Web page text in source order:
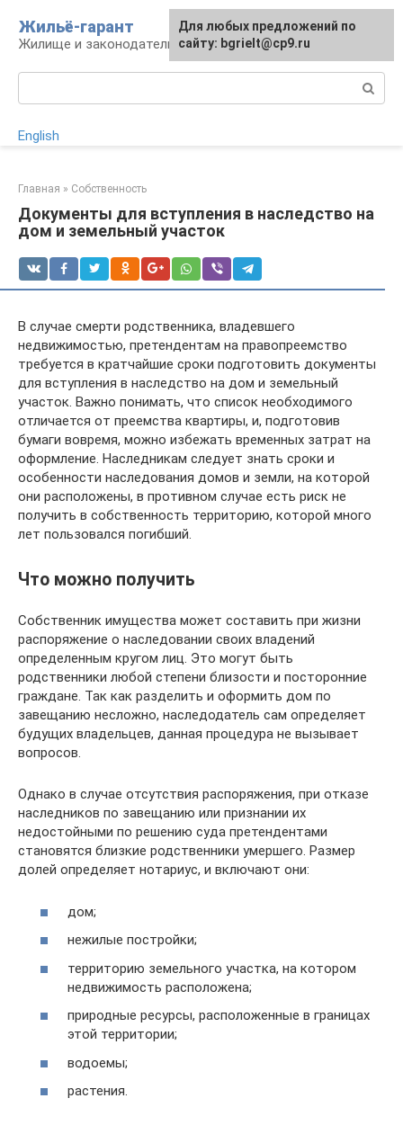
контенту
Жильё-гарант
Жилище и законодательство РФ
English
Главная » Собственность
Документы для вступления в наследство на
дом и земельный участок
В случае смерти родственника, владевшего
недвижимостью, претендентам на правопреемство
требуется в кратчайшие сроки подготовить документы
для вступления в наследство на дом и земельный
участок. Важно понимать, что список необходимого
отличается от преемства квартиры, и, подготовив
бумаги вовремя, можно избежать временных затрат на
оформление. Наследникам следует знать сроки и
особенности наследования домов и земли, на которой
они расположены, в противном случае есть риск не
получить в собственность территорию, которой много
лет пользовался погибший.
Что можно получить
Собственник имущества может составить при жизни
распоряжение о наследовании своих владений
определенным кругом лиц. Это могут быть
родственники любой степени близости и посторонние
граждане. Так как разделить и оформить дом по
завещанию несложно, наследодатель сам определяет
будущих владельцев, данная процедура не вызывает
вопросов.
Однако в случае отсутствия распоряжения, при отказе
наследников по завещанию или признании их
недостойными по решению суда претендентами
становятся близкие родственники умершего. Размер
долей определяет нотариус, и включают они:
дом;
нежилые постройки;
территорию земельного участка, на котором
недвижимость расположена;
природные ресурсы, расположенные в границах
этой территории;
водоемы;
растения.
Для любых предложений по
сайту: bgrielt@cp9.ru